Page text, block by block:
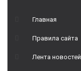
Главная
Правила сайта
Лента новостей